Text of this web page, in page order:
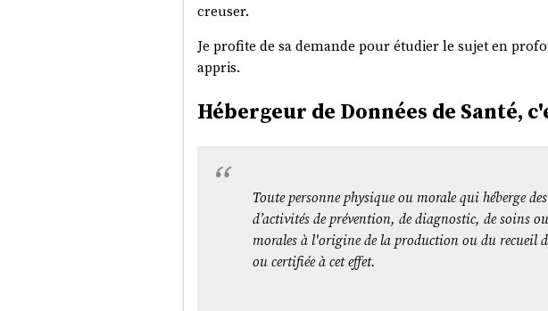
creuser.
Je profite de sa demande pour étudier le sujet en
appris.
Hébergeur de Données de Santé,
Toute personne physique ou morale qui héberge
d’activités de prévention, de diagnostic, de soins
morales à l'origine de la production ou du recueil
ou certifiée à cet effet.